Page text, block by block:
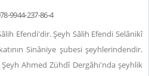
9944-237-86-4
Efendi'dir. Şeyh Sâlih Efendi Selânikî
Sinâniye şubesi şeyhlerindendir.
Ahmed Zühdî Dergâhı'nda şeyhlik